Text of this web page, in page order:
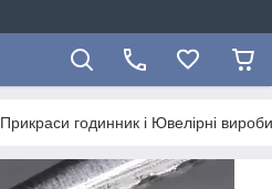
Прикраси годинник і Ювелірні